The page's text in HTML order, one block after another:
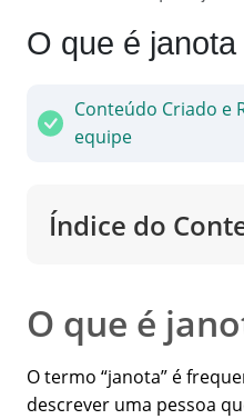
O que é janota
Conteúdo Criado e
equipe
Índice do
O que é
O termo “janota” é
descrever uma pessoa